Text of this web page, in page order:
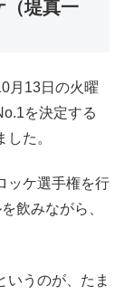
（堤真一
月13日の火曜
を決定する
た。
ッケ選手権を行
飲みながら、
いうのが、たま